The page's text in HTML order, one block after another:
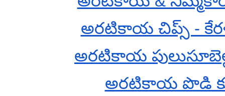
అరటికాయ చిప్స్ -
అరటికాయ
అరటికాయ పొడి